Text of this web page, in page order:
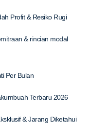
Profit & Resiko Rugi
& rincian modal
Per Bulan
Terbaru 2026
& Jarang Diketahui